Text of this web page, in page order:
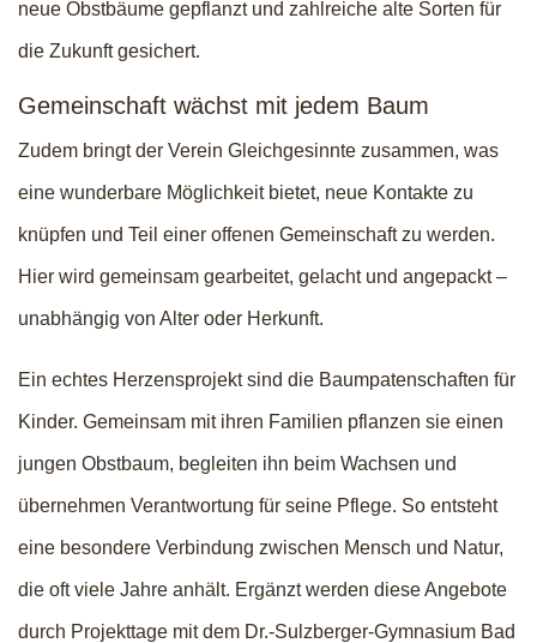
neue Obstbäume gepflanzt und zahlreiche alte Sorten für
die Zukunft gesichert.
Gemeinschaft wächst mit jedem Baum
Zudem bringt der Verein Gleichgesinnte zusammen, was
eine wunderbare Möglichkeit bietet, neue Kontakte zu
knüpfen und Teil einer offenen Gemeinschaft zu werden.
Hier wird gemeinsam gearbeitet, gelacht und angepackt –
unabhängig von Alter oder Herkunft.
Ein echtes Herzensprojekt sind die Baumpatenschaften für
Kinder. Gemeinsam mit ihren Familien pflanzen sie einen
jungen Obstbaum, begleiten ihn beim Wachsen und
übernehmen Verantwortung für seine Pflege. So entsteht
eine besondere Verbindung zwischen Mensch und Natur,
die oft viele Jahre anhält. Ergänzt werden diese Angebote
durch Projekttage mit dem Dr.-Sulzberger-Gymnasium Bad